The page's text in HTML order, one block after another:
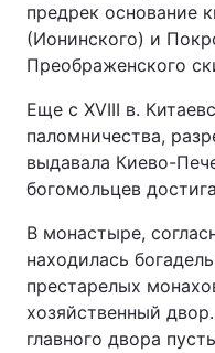
предрек основание
(Ионинского) и
Преображенского
Еще с ХVIII в.
паломничества,
выдавала Киево-
богомольцев
В монастыре,
находилась
престарелых
хозяйственный
главного двора